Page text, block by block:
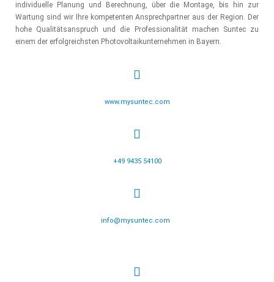
individuelle Planung und Berechnung, über die Montage, bis hin zur
Wartung sind wir Ihre kompetenten Ansprechpartner aus der Region. Der
hohe Qualitätsanspruch und die Professionalität machen Suntec zu
einem der erfolgreichsten Photovoltaikunternehmen in Bayern.
www.mysuntec.com
+49 9435 54100
info@mysuntec.com